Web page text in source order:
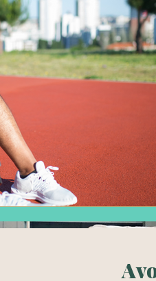
de Proprietari